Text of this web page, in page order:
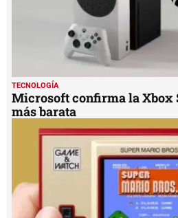
TECNOLOGÍA
Microsoft confirma la Xbox
más barata